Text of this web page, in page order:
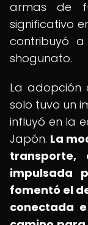
armas de
significativo
contribuyó
shogunato.
La adopción
solo tuvo un
influyó en la
Japón. La
transporte,
impulsada
fomentó el
conectada